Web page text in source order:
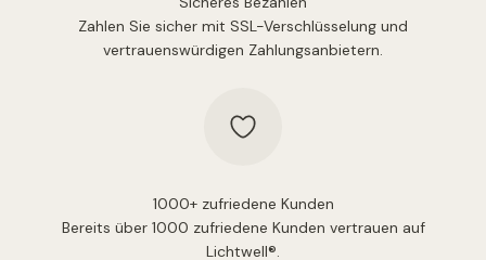
Zahlen Sie sicher mit SSL-Verschlüsselung und
vertrauenswürdigen Zahlungsanbietern.
1000+ zufriedene Kunden
Bereits über 1000 zufriedene Kunden vertrauen auf
Lichtwell®.